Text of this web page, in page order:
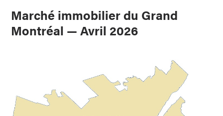
Marché immobilier du Grand
Montréal — Avril 2026